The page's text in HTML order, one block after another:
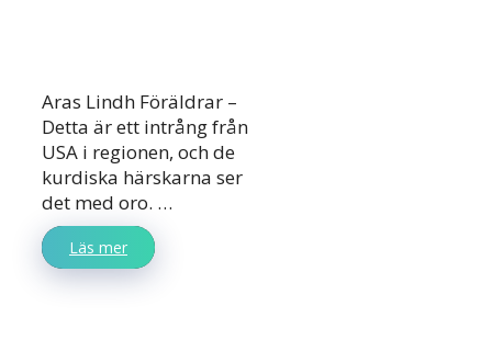
Aras Lindh Föräldrar –
Detta är ett intrång från
USA i regionen, och de
kurdiska härskarna ser
det med oro. …
Läs mer